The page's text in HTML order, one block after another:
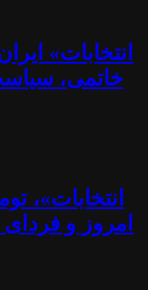
خاتمی،
امروز و